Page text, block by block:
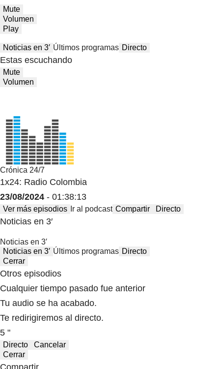
Mute
Volumen
Play
Noticias en 3′ Últimos programas Directo
Estas escuchando
Mute
Volumen
Crónica 24/7
1x24: Radio Colombia
23/08/2024 - 01:38:13
Ver más episodios Ir al podcast Compartir Directo
Noticias en 3′
Noticias en 3′
Noticias en 3′ Últimos programas Directo
Cerrar
Otros episodios
Cualquier tiempo pasado fue anterior
Tu audio se ha acabado.
Te redirigiremos al directo.
5 "
Directo
Cancelar
Cerrar
Compartir